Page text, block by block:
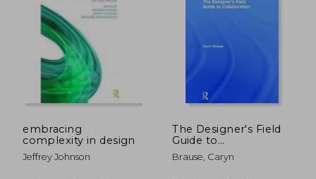
50%
dcto.
40%
embracing
complexity in design
Jeffrey Johnson
The Designer's Field
Guide to
Collaboration (en
Inglés)
Brause, Caryn